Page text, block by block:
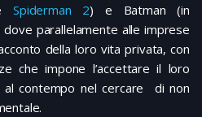
Spiderman 2) e Batman (in
dove parallelamente alle imprese
della loro vita privata, con
che impone l’accettare il loro
al contempo nel cercare di non